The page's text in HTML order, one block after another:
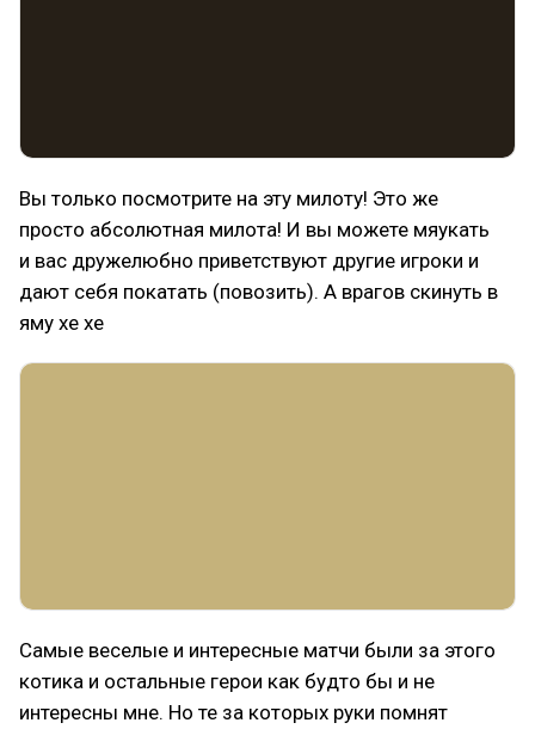
Вы только посмотрите на эту милоту! Это же
просто абсолютная милота! И вы можете мяукать
и вас дружелюбно приветствуют другие игроки и
дают себя покатать (повозить). А врагов скинуть в
яму хе хе
Самые веселые и интересные матчи были за этого
котика и остальные герои как будто бы и не
интересны мне. Но те за которых руки помнят